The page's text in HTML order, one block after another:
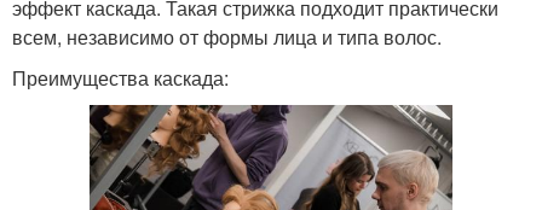
эффект каскада. Такая стрижка подходит практически
всем, независимо от формы лица и типа волос.
Преимущества каскада: